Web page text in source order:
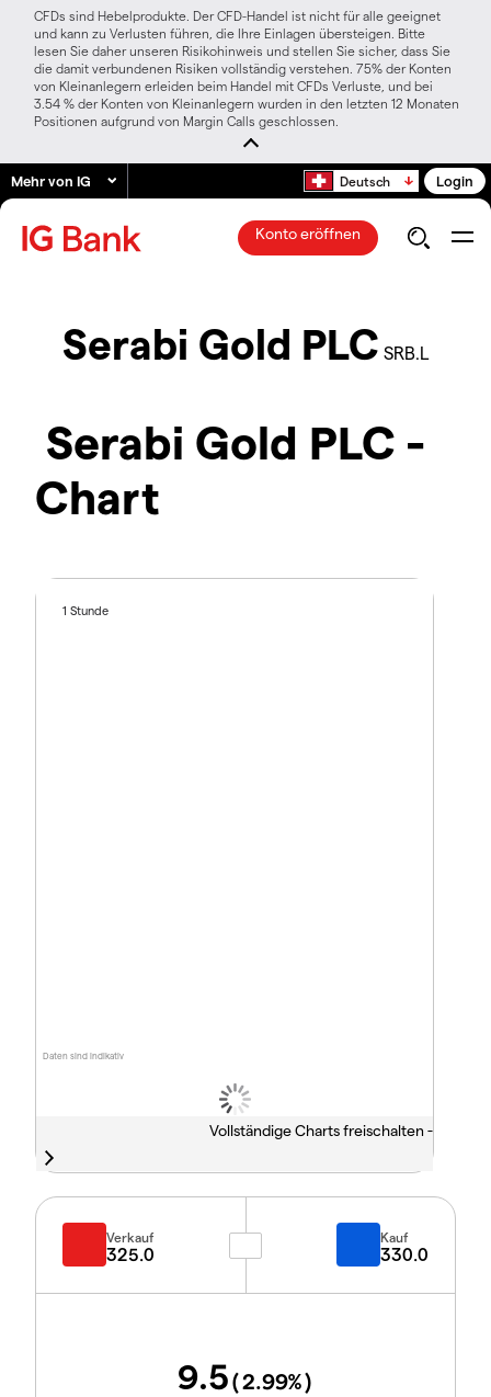
CFDs sind Hebelprodukte. Der CFD-Handel ist nicht für alle geeignet
und kann zu Verlusten führen, die Ihre Einlagen übersteigen. Bitte
lesen Sie daher unseren Risikohinweis und stellen Sie sicher, dass Sie
die damit verbundenen Risiken vollständig verstehen. 75% der Konten
von Kleinanlegern erleiden beim Handel mit CFDs Verluste, und bei
3.54 % der Konten von Kleinanlegern wurden in den letzten 12 Monaten
Positionen aufgrund von Margin Calls geschlossen.
Mehr von IG Deutsch Login
Konto eröffnen
Serabi Gold PLC SRB.L
Serabi Gold PLC -
Chart
Daten sind indikativ
1 Stunde
Vollständige Charts freischalten -
Verkauf
325.0
Kauf
330.0
9.5(2.99%)